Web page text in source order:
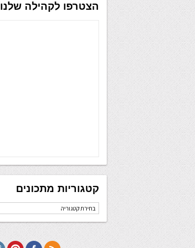
הצטרפו לקהילה שלנו
קטגוריות מתכונים
קטגוריות
מתכונים